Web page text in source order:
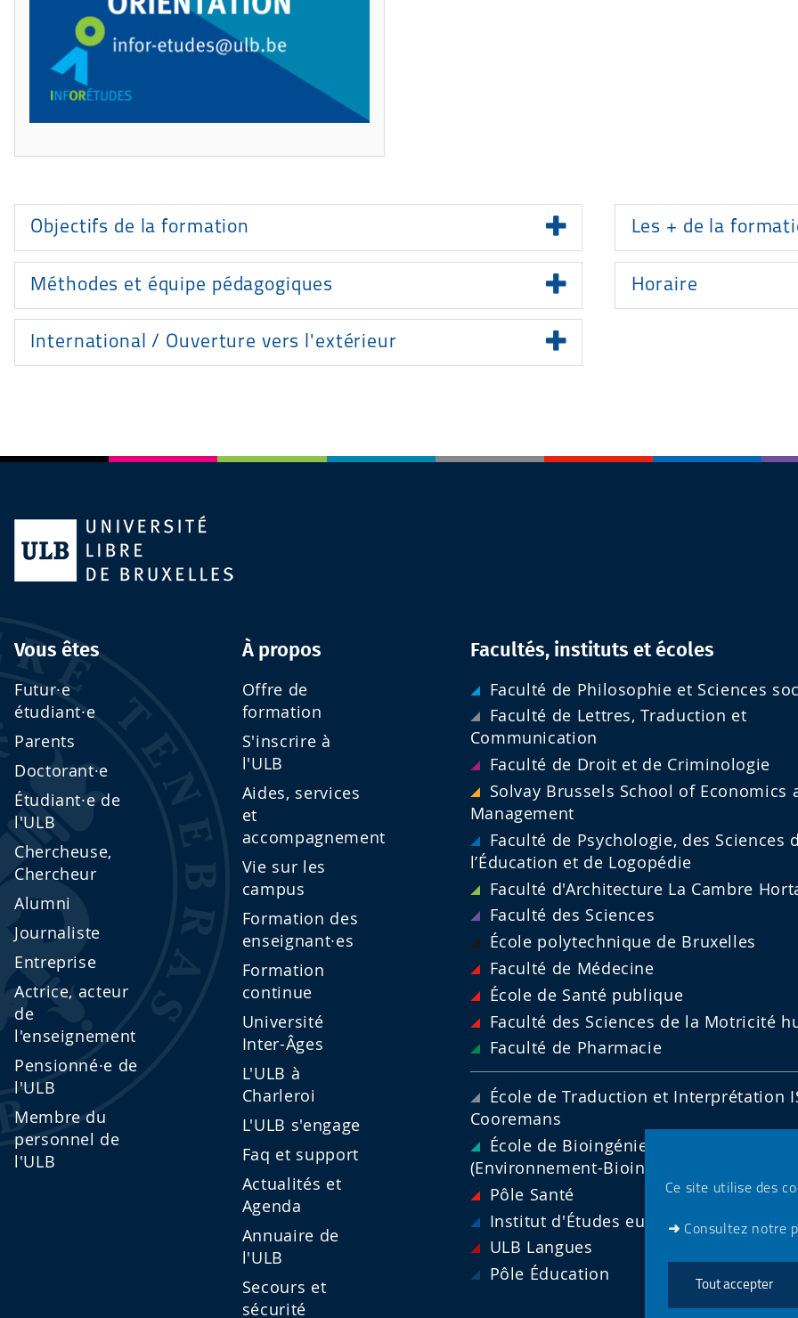
Ce site utilise des
➜ Consultez notre
Tout accepter
Présentation
Objectifs de la formation
Méthodes et équipe pédagogiques
International / Ouverture vers l'extérieur
Les + de la
Horaire
Vous êtes
Futur·e
étudiant·e
Parents
Doctorant·e
Étudiant·e de
l'ULB
Chercheuse,
Chercheur
Alumni
Journaliste
Entreprise
Actrice, acteur
de
l'enseignement
Pensionné·e de
l'ULB
Membre du
personnel de
l'ULB
À propos
Offre de
formation
S'inscrire à
l'ULB
Aides, services
et
accompagnement
Vie sur les
campus
Formation des
enseignant·es
Formation
continue
Université
Inter-Âges
L'ULB à
Charleroi
L'ULB s'engage
Faq et support
Actualités et
Agenda
Annuaire de
l'ULB
Secours et
sécurité
Facultés, instituts et écoles
Faculté de Philosophie et Sciences
Faculté de Lettres, Traduction et
Communication
Faculté de Droit et de Criminologie
Solvay Brussels School of Economics
Management
Faculté de Psychologie, des Sciences
l’Éducation et de Logopédie
Faculté d'Architecture La Cambre
Faculté des Sciences
École polytechnique de Bruxelles
Faculté de Médecine
École de Santé publique
Faculté des Sciences de la Motricité
Faculté de Pharmacie
École de Traduction et Interprétation
Cooremans
École de Bioingénierie de Bruxelles
(Environnement-Bioindustries-
Pôle Santé
Institut d'Études européennes
ULB Langues
Pôle Éducation